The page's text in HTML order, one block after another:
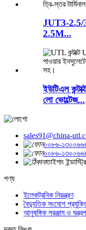
JUT3-2.5/3
2.5M...
ইউটিএল
লো ভোল্টেজ...
sales91@china-
০০৮৬-
০০৮৬-
তাইশাং
পণ্য
ইলেকট্রনিক নিয়ন্ত্রণ
বৈদ্যুতিক সংযোগ
আনুষঙ্গিক সরঞ্জাম ও